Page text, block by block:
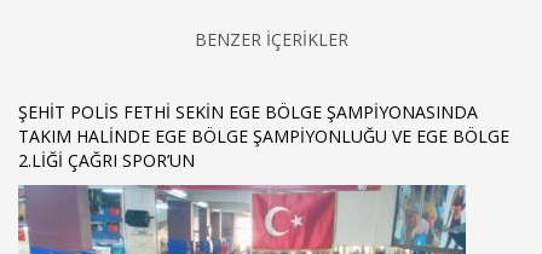
BENZER İÇERİKLER
ŞEHİT POLİS FETHİ SEKİN EGE BÖLGE ŞAMPİYONASINDA
TAKIM HALİNDE EGE BÖLGE ŞAMPİYONLUĞU VE EGE BÖLGE
2.LİĞİ ÇAĞRI SPOR’UN